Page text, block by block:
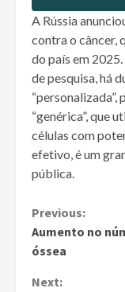
A Rússia
contra o câncer,
do país em
de pesquisa, há
“genérica”, que
células com
efetivo, é um
pública.
Continue
Reading
Previous:
Aumento no
óssea
Next: